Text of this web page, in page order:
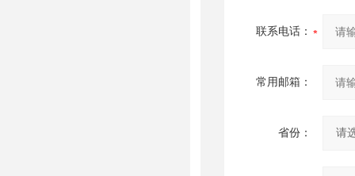
联系电话：
常用邮箱：
省份：